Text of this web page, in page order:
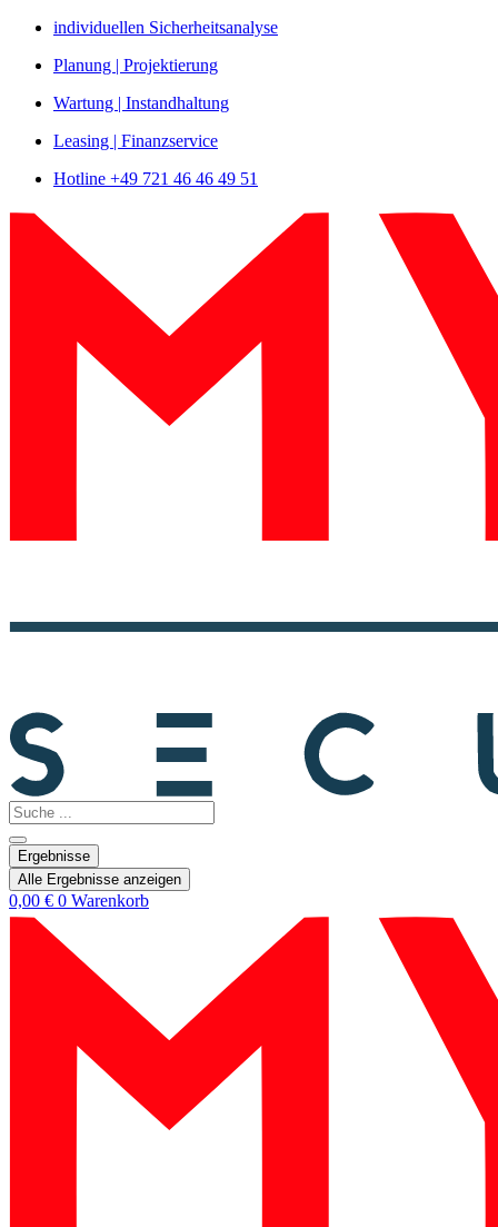
Zum
springen
individuellen Sicherheitsanalyse
Planung | Projektierung
Wartung | Instandhaltung
Leasing | Finanzservice
Hotline +49 721 46 46 49 51
Search
...
Ergebnisse
Alle Ergebnisse anzeigen
0,00 € 0 Warenkorb